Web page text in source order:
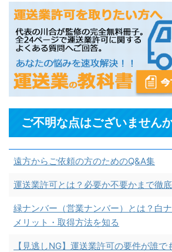
ご不明な点はございません
遠方からご依頼の方のためのQ&A集
運送業許可とは？必要か不要かまで徹
緑ナンバー（営業ナンバー）とは？白
メリット・取得方法を知る
【見逃しNG】運送業許可の要件が誰